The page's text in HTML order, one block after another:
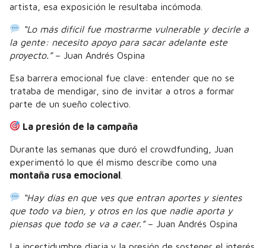
artista, esa exposición le resultaba incómoda.
“Lo más difícil fue mostrarme vulnerable y decirle a
la gente: necesito apoyo para sacar adelante este
proyecto.”– Juan Andrés Ospina
Esa barrera emocional fue clave: entender que no se
trataba de mendigar, sino de invitar a otros a formar
parte de un sueño colectivo.
La presión de la campaña
Durante las semanas que duró el crowdfunding, Juan
experimentó lo que él mismo describe como una
montaña rusa emocional
“Hay días en que ves que entran aportes y sientes
que todo va bien, y otros en los que nadie aporta y
piensas que todo se va a caer.”– Juan Andrés Ospina